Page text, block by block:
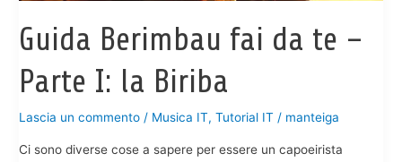
Guida Berimbau fai da te –
Parte I: la Biriba
Lascia un commento / Musica IT,Tutorial IT / manteiga
Ci sono diverse cose a sapere per essere un capoeirista